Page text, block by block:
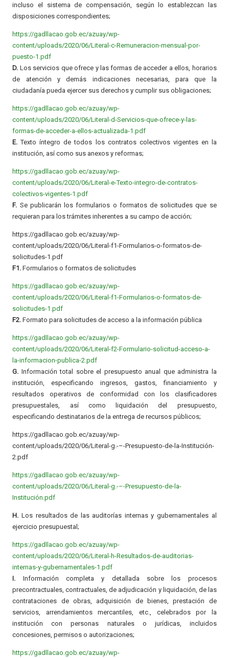
incluso el sistema de compensación, según lo establezcan las
disposiciones correspondientes;
https://gadllacao.gob.ec/azuay/wp-
content/uploads/2020/06/Literal-c-Remuneracion-mensual-por-
puesto-1.pdf
D. Los servicios que ofrece y las formas de acceder a ellos, horarios
de atención y demás indicaciones necesarias, para que la
ciudadanía pueda ejercer sus derechos y cumplir sus obligaciones;
https://gadllacao.gob.ec/azuay/wp-
content/uploads/2020/06/Literal-d-Servicios-que-ofrece-y-las-
formas-de-acceder-a-ellos-actualizada-1.pdf
E. Texto íntegro de todos los contratos colectivos vigentes en la
institución, así como sus anexos y reformas;
https://gadllacao.gob.ec/azuay/wp-
content/uploads/2020/06/Literal-e-Texto-integro-de-contratos-
colectivos-vigentes-1.pdf
F. Se publicarán los formularios o formatos de solicitudes que se
requieran para los trámites inherentes a su campo de acción;
https://gadllacao.gob.ec/azuay/wp-
content/uploads/2020/06/Literal-f1-Formularios-o-formatos-de-
solicitudes-1.pdf
F1. Formularios o formatos de solicitudes
https://gadllacao.gob.ec/azuay/wp-
content/uploads/2020/06/Literal-f1-Formularios-o-formatos-de-
solicitudes-1.pdf
F2. Formato para solicitudes de acceso a la información pública
https://gadllacao.gob.ec/azuay/wp-
content/uploads/2020/06/Literal-f2-Formulario-solicitud-acceso-a-
la-informacion-publica-2.pdf
G. Información total sobre el presupuesto anual que administra la
institución, especificando ingresos, gastos, financiamiento y
resultados operativos de conformidad con los clasificadores
presupuestales, así como liquidación del presupuesto,
especificando destinatarios de la entrega de recursos públicos;
https://gadllacao.gob.ec/azuay/wp-
content/uploads/2020/06/Literal-g.-–-Presupuesto-de-la-Institución-
2.pdf
https://gadllacao.gob.ec/azuay/wp-
content/uploads/2020/06/Literal-g.-–-Presupuesto-de-la-
Institución.pdf
H. Los resultados de las auditorías internas y gubernamentales al
ejercicio presupuestal;
https://gadllacao.gob.ec/azuay/wp-
content/uploads/2020/06/Literal-h-Resultados-de-auditorias-
internas-y-gubernamentales-1.pdf
I. Información completa y detallada sobre los procesos
precontractuales, contractuales, de adjudicación y liquidación, de las
contrataciones de obras, adquisición de bienes, prestación de
servicios, arrendamientos mercantiles, etc., celebrados por la
institución con personas naturales o jurídicas, incluidos
concesiones, permisos o autorizaciones;
https://gadllacao.gob.ec/azuay/wp-